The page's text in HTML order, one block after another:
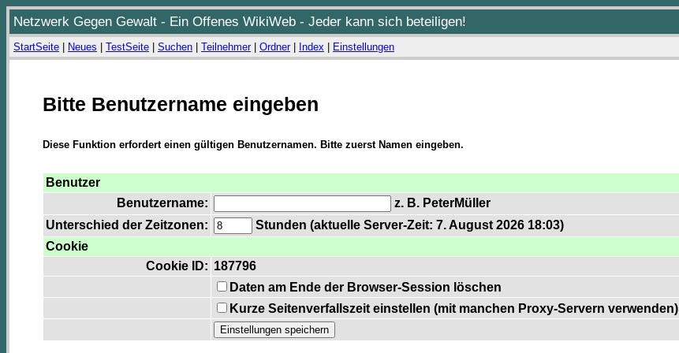
Netzwerk Gegen Gewalt - Ein Offenes WikiWeb - Jeder kann sich beteiligen!
StartSeite Neues TestSeite Suchen Teilnehmer| Ordner| Index Einstellungen
Bitte Benutzername eingeben
Diese Funktion erfordert einen gültigen Benutzernamen. Bitte zuerst Namen eingeben.
Benutzer
Benutzername:
z. B. PeterMüller
Unterschied der Zeitzonen:
Stunden (aktuelle Server-Zeit: 7. August 2026 18:03)
Cookie
Cookie ID: 187796
Daten am Ende der Browser-Session löschen
Kurze Seitenverfallszeit einstellen (mit manchen Proxy-Servern verwenden)